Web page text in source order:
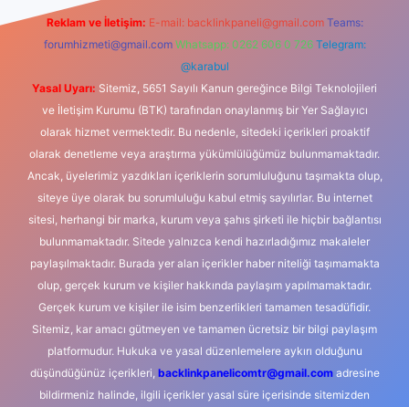
Reklam ve İletişim: E-mail: backlinkpaneli@gmail.com Teams:
forumhizmeti@gmail.com Whatsapp: 0262 606 0 726 Telegram:
@karabul
Yasal Uyarı: Sitemiz, 5651 Sayılı Kanun gereğince Bilgi Teknolojileri
ve İletişim Kurumu (BTK) tarafından onaylanmış bir Yer Sağlayıcı
olarak hizmet vermektedir. Bu nedenle, sitedeki içerikleri proaktif
olarak denetleme veya araştırma yükümlülüğümüz bulunmamaktadır.
Ancak, üyelerimiz yazdıkları içeriklerin sorumluluğunu taşımakta olup,
siteye üye olarak bu sorumluluğu kabul etmiş sayılırlar. Bu internet
sitesi, herhangi bir marka, kurum veya şahıs şirketi ile hiçbir bağlantısı
bulunmamaktadır. Sitede yalnızca kendi hazırladığımız makaleler
paylaşılmaktadır. Burada yer alan içerikler haber niteliği taşımamakta
olup, gerçek kurum ve kişiler hakkında paylaşım yapılmamaktadır.
Gerçek kurum ve kişiler ile isim benzerlikleri tamamen tesadüfidir.
Sitemiz, kar amacı gütmeyen ve tamamen ücretsiz bir bilgi paylaşım
platformudur. Hukuka ve yasal düzenlemelere aykırı olduğunu
düşündüğünüz içerikleri, backlinkpanelicomtr@gmail.comadresine
bildirmeniz halinde, ilgili içerikler yasal süre içerisinde sitemizden